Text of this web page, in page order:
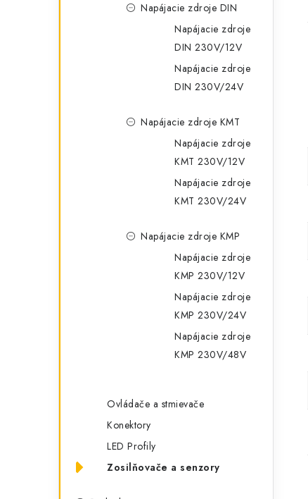
Napájacie zdroje DIN
Napájacie zdroje
DIN 230V/12V
Napájacie zdroje
DIN 230V/24V
Napájacie zdroje KMT
Napájacie zdroje
KMT 230V/12V
Napájacie zdroje
KMT 230V/24V
Napájacie zdroje KMP
Napájacie zdroje
KMP 230V/12V
Napájacie zdroje
KMP 230V/24V
Napájacie zdroje
KMP 230V/48V
Ovládače a stmievače
Konektory
LED Profily
Zosilňovače a senzory